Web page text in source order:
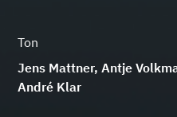
Ton
Jens Mattner, Antje
André Klar